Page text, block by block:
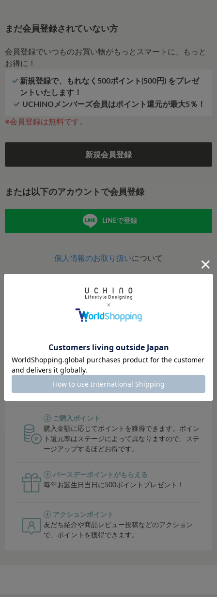
まだ会員登録されていない方
会員登録でいつものお買い物がもっとスマートに、もっと
お得に！
新規登録で、もれなく500ポイント(500円) をプレゼ
ントいたします！
UCHINOメンバーズ会員はポイント還元が最大5％！
※会員登録は無料です。
新規会員登録
または以下のアカウントで会員登録
LINEで登録
個人情報のお取り扱いについて
定期的にポイントアップイベント開催！
イベント開催時は、ポイント還元率がUP！
貯まったポイントは、オンラインショップ・直営店では１
① シークレットセールにご招待
会員限定のシークレットセールでお得にお買い物で
きます。
② ご購入ポイント
購入金額に応じてポイントを獲得できます。ポイン
ト還元率はステージによって異なりますので、ステ
ージアップするほどお得です。
③ バースデーポイントがもらえる
毎年お誕生日当日に500ポイントプレゼント！
④ アクションポイント
友だち紹介や商品レビュー投稿などのアクション
で、ポイントを獲得できます。